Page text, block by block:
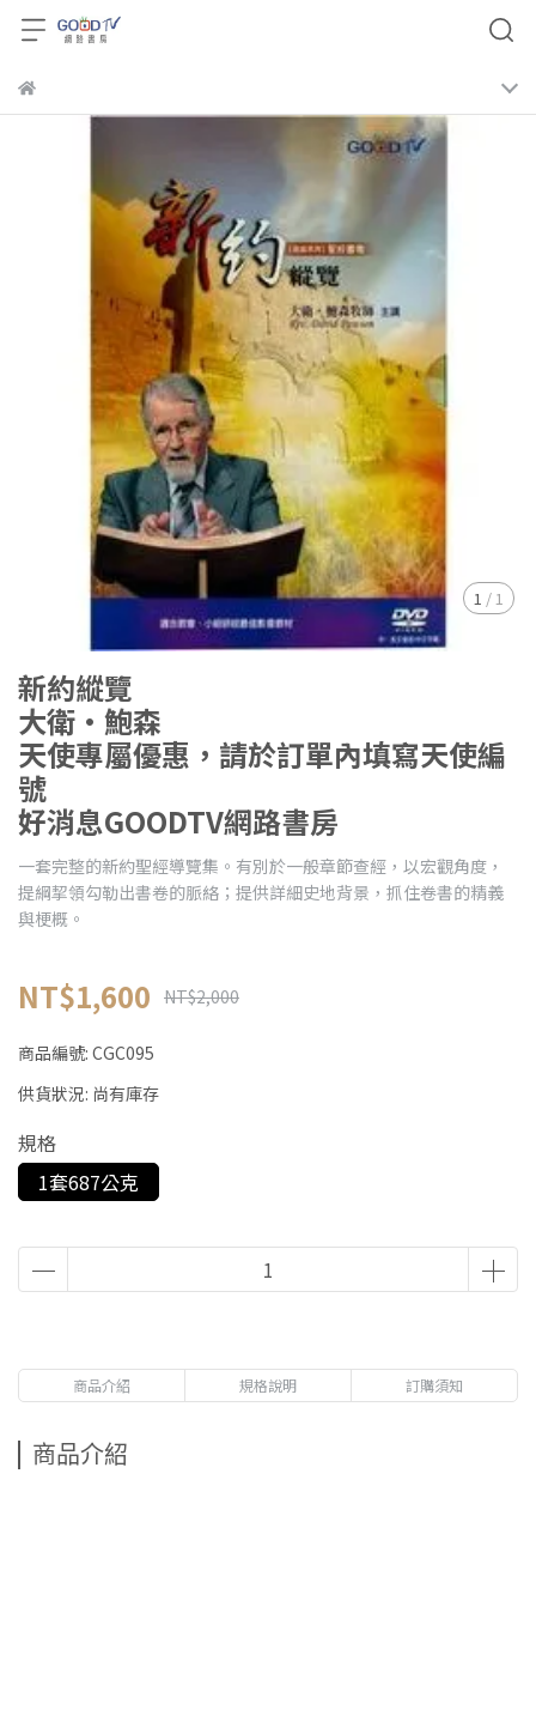
1 / 1
新約縱覽
大衛•鮑森
天使專屬優惠，請於訂單內填寫天使編
號
好消息GOODTV網路書房
一套完整的新約聖經導覽集。有別於一般章節查經，以宏觀角度，
提綱挈領勾勒出書卷的脈絡；提供詳細史地背景，抓住卷書的精義
與梗概。
NT$1,600 NT$2,000
商品編號: CGC095
供貨狀況: 尚有庫存
規格
1套687公克
商品介紹 規格說明 訂購須知
商品介紹